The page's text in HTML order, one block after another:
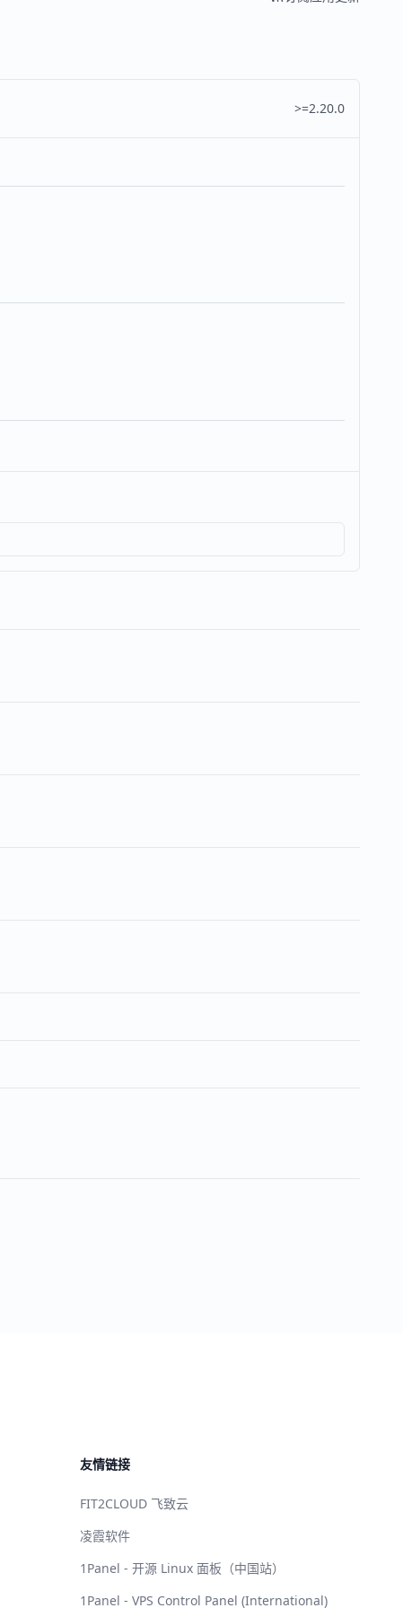
>=2.20.0
友情链接
FIT2CLOUD 飞致云
凌霞软件
1Panel - 开源 Linux 面板（中国站）
1Panel - VPS Control Panel (International)